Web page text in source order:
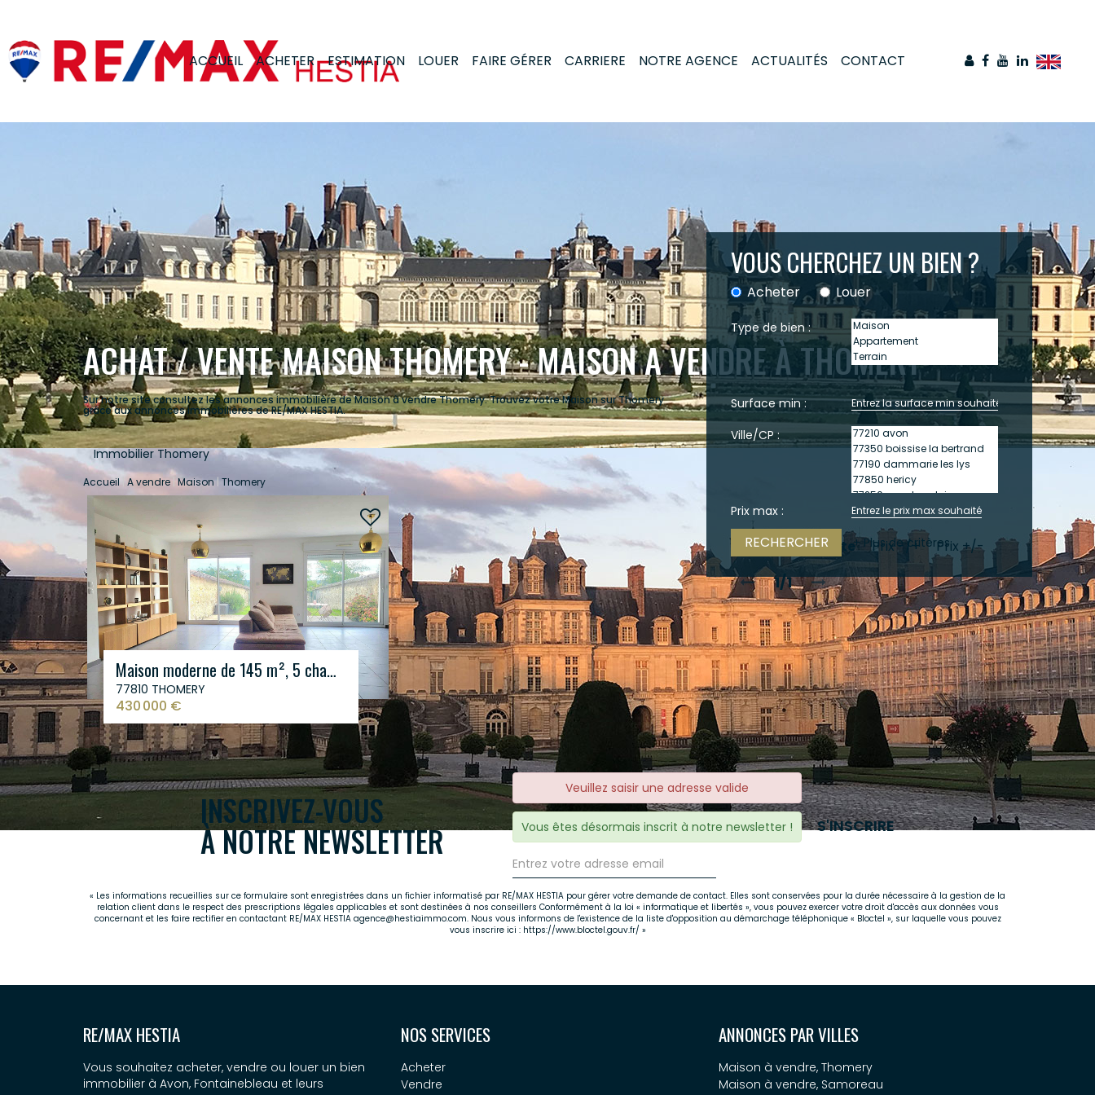
ACCUEIL ACHETER ESTIMATION LOUER FAIRE GÉRER CARRIERE NOTRE AGENCE ACTUALITÉS CONTACT
VOUS CHERCHEZ UN BIEN ?
Acheter Louer
Type de bien :
Surface min :
Ville/CP :
Prix max :
+ Plus de critères
ACHAT / VENTE MAISON THOMERY - MAISON A VENDRE À THOMERY
Sur notre site consultez les annonces immobilière de Maison à vendre Thomery. Trouvez votre Maison sur Thomery
grâce aux annonces immobilières de RE/MAX HESTIA.
Immobilier Thomery
Accueil A vendre Maison Thomery
Trier par : Date Prix -/+ Prix +/-
1/1
Maison moderne de 145 m², 5 chambres à Thomery
77810 THOMERY
430 000 €
INSCRIVEZ-VOUS
À NOTRE NEWSLETTER
Veuillez saisir une adresse valide
Vous êtes désormais inscrit à notre newsletter ! S'INSCRIRE
« Les informations recueillies sur ce formulaire sont enregistrées dans un fichier informatisé par RE/MAX HESTIA pour gérer votre demande de contact. Elles sont conservées pour la durée nécessaire à la gestion de la
relation client dans le respect des prescriptions légales applicables et sont destinées à nos conseillers Conformément à la loi « informatique et libertés », vous pouvez exercer votre droit d'accès aux données vous
concernant et les faire rectifier en contactant RE/MAX HESTIA agence@hestiaimmo.com. Nous vous informons de l'existence de la liste d'opposition au démarchage téléphonique « Bloctel », sur laquelle vous pouvez
vous inscrire ici : https://www.bloctel.gouv.fr/ »
RE/MAX HESTIA
Vous souhaitez acheter, vendre ou louer un bien
immobilier à Avon, Fontainebleau et leurs
NOS SERVICES
Acheter
Vendre
ANNONCES PAR VILLES
Maison à vendre, Thomery
Maison à vendre, Samoreau